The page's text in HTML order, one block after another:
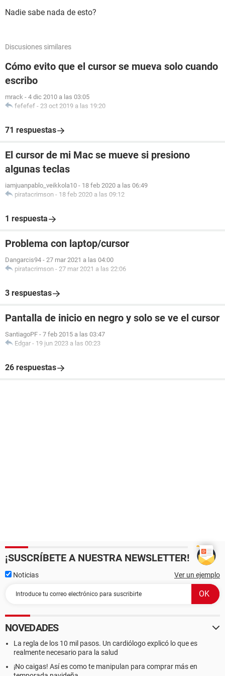
Nadie sabe nada de esto?
Discusiones similares
Cómo evito que el cursor se mueva solo cuando
escribo
mrack - 4 dic 2010 a las 03:05
fefefef - 23 oct 2019 a las 19:20
71 respuestas
El cursor de mi Mac se mueve si presiono
algunas teclas
iamjuanpablo_veikkola10 - 18 feb 2020 a las 06:49
piratacrimson - 18 feb 2020 a las 09:12
1 respuesta
Problema con laptop/cursor
Dangarcis94 - 27 mar 2021 a las 04:00
piratacrimson - 27 mar 2021 a las 22:06
3 respuestas
Pantalla de inicio en negro y solo se ve el cursor
SantiagoPF - 7 feb 2015 a las 03:47
Edgar - 19 jun 2023 a las 00:23
26 respuestas
¡SUSCRÍBETE A NUESTRA NEWSLETTER!
Noticias Ver un ejemplo
NOVEDADES
La regla de los 10 mil pasos. Un cardiólogo explicó lo que es
realmente necesario para la salud
¡No caigas! Así es como te manipulan para comprar más en